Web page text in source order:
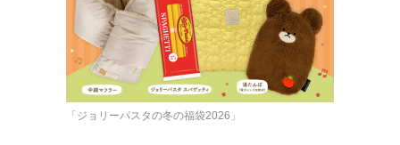
「ジョリーパスタの冬の福袋2026」